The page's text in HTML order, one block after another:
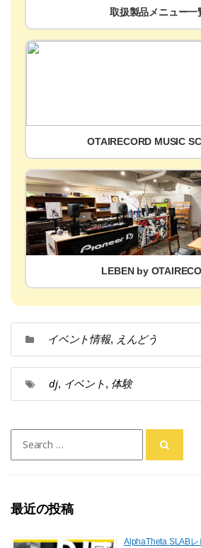
取扱製品メニュー一
OTAIRECORD MUSIC
LEBEN by
イベント情報, えんどう
dj, イベント, 体験
for:
最近の投稿
AlphaTheta SLAB